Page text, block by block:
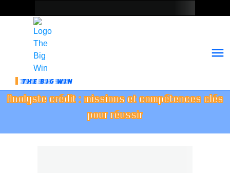
THE BIG WIN
Analyste crédit : missions et compétences clés
pour réussir